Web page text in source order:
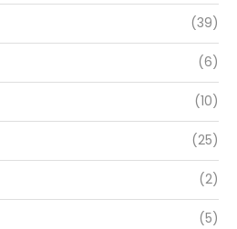
(39)
(6)
(10)
(25)
(2)
(5)